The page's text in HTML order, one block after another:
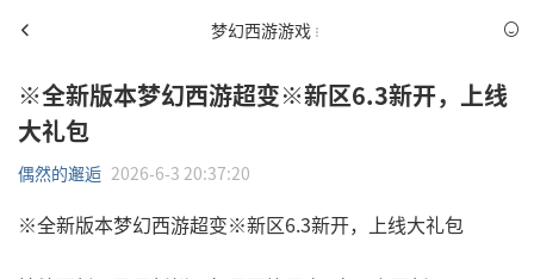
梦幻西游游戏
※全新版本梦幻西游超变※新区6.3新开，上线
大礼包
偶然的邂逅 2026-6-3 20:37:20
※全新版本梦幻西游超变※新区6.3新开，上线大礼包